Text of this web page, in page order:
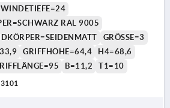
RAL 9005
GRÖSSE=3
GRIFFHÖHE=64,4
H4=68,6
B=11,2 T1=10